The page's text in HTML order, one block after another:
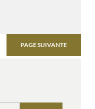
PAGE SUIVANTE